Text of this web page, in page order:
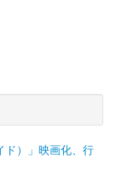
ド）」映画化、行